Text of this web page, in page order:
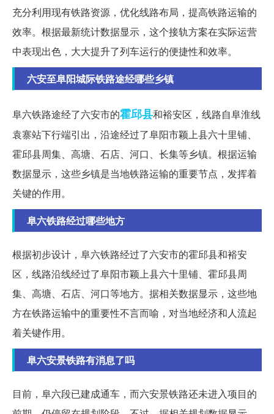
充分利用现有铁路资源，优化线路布局，提高铁路运输的
效率。根据最新统计数据显示，这个接轨方案在实际运营
中表现出色，大大提升了列车运行的便捷性和效率。
六安至阜阳城际铁路途经哪些乡镇
阜六铁路途经了六安市的霍邱县和裕安区，线路自阜淮线
袁寨站下行端引出，沿途经过了阜阳市颖上县六十里铺、
霍邱县周集、高塘、石店、河口、长集等乡镇。根据运输
数据显示，这些乡镇是当地铁路运输的重要节点，发挥着
关键的作用。
阜六铁路经过哪些地方
根据初步设计，阜六铁路经过了六安市的霍邱县和裕安
区，线路沿线经过了阜阳市颖上县六十里铺、霍邱县周
集、高塘、石店、河口等地方。据相关数据显示，这些地
方在铁路运输中的重要性不言而喻，对当地经济和人流起
着关键作用。
阜六安景铁路有消息了吗
目前，阜六段已建成通车，而六安景铁路还未进入项目的